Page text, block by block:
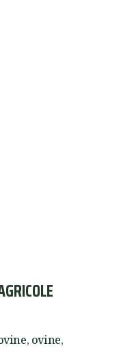
ovine,